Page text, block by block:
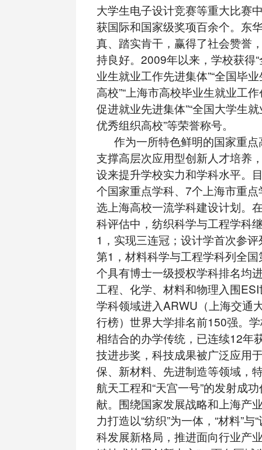
大学生电子设计竞赛等重大比赛
获国际和国家级奖项百余个。东
真、踏实肯干，赢得了社会赞誉
持良好。2009年以来，学校获得
业生就业工作先进集体”“全国毕
高校”“上海市高校毕业生就业工
促进就业先进集体”“全国大学生
优秀组织高校”等荣誉称号。
作为一所特色鲜明的国家重点
支撑高层次应用型创新人才培养
设来提升学校实力和学科水平。
个国家重点学科、7个上海市重
选上海高校一流学科建设计划。
科评估中，纺织科学与工程学科
1，实现三连冠；设计学首次参
第1，材料科学与工程学科列全
个具有博士一级授权学科排名均
工程、化学、材料和物理入围
学科领域进入ARWU（上海交通
行榜）世界大学排名前150强。
相结合的办学传统，已连续12年
技进步奖，科技成果被广泛应用
保、新材料、先进制造等领域，
航天工程和“天宫一号”的发射成
献。围绕国家发展战略和上海产
力打造以“纺织”为一体，“材料”与
科发展新格局，推进面向行业产